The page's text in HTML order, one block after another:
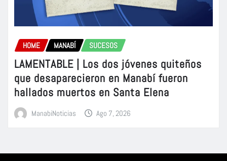
HOME MANABÍ SUCESOS
LAMENTABLE | Los dos jóvenes quiteños
que desaparecieron en Manabí fueron
hallados muertos en Santa Elena
ManabiNoticias Ago 7, 2026